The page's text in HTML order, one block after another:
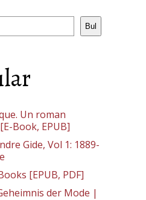
Bul
Un roman
Book, EPUB]
Gide, Vol 1: 1889-
[EPUB, PDF]
der Mode |